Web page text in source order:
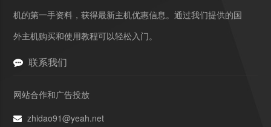
机的第一手资料，获得最新主机优惠信息。通过我们提供的国
外主机购买和使用教程可以轻松入门。
联系我们
网站合作和广告投放
zhidao91@yeah.net